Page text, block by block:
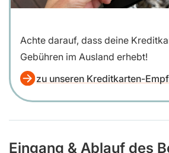
Achte darauf, dass deine
Gebühren im Ausland erhebt!
zu unseren Kreditkarten-
Eingang & Ablauf des